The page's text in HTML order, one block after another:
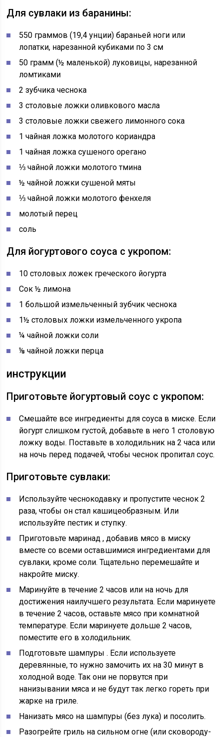
Для сувлаки из баранины:
550 граммов (19,4 унции) бараньей ноги или
лопатки, нарезанной кубиками по 3 см
50 грамм (½ маленькой) луковицы, нарезанной
ломтиками
2 зубчика чеснока
3 столовые ложки оливкового масла
3 столовые ложки свежего лимонного сока
1 чайная ложка молотого кориандра
1 чайная ложка сушеного орегано
⅓ чайной ложки молотого тмина
½ чайной ложки сушеной мяты
⅓ чайной ложки молотого фенхеля
молотый перец
соль
Для йогуртового соуса с укропом:
10 столовых ложек греческого йогурта
Сок ½ лимона
1 большой измельченный зубчик чеснока
1½ столовых ложки измельченного укропа
¼ чайной ложки соли
⅛ чайной ложки перца
инструкции
Приготовьте йогуртовый соус с укропом:
Смешайте все ингредиенты для соуса в миске. Если
йогурт слишком густой, добавьте в него 1 столовую
ложку воды. Поставьте в холодильник на 2 часа или
на ночь перед подачей, чтобы чеснок пропитал соус.
Приготовьте сувлаки:
Используйте чеснокодавку и пропустите чеснок 2
раза, чтобы он стал кашицеобразным. Или
используйте пестик и ступку.
Приготовьте маринад , добавив мясо в миску
вместе со всеми оставшимися ингредиентами для
сувлаки, кроме соли. Тщательно перемешайте и
накройте миску.
Маринуйте в течение 2 часов или на ночь для
достижения наилучшего результата. Если маринуете
в течение 2 часов, оставьте мясо при комнатной
температуре. Если маринуете дольше 2 часов,
поместите его в холодильник.
Подготовьте шампуры . Если используете
деревянные, то нужно замочить их на 30 минут в
холодной воде. Так они не порвутся при
нанизывании мяса и не будут так легко гореть при
жарке на гриле.
Нанизать мясо на шампуры (без лука) и посолить.
Разогрейте гриль на сильном огне (или сковороду-